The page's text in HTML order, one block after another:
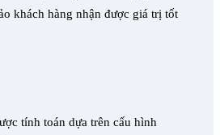
khách hàng nhận được giá trị tốt
tính toán dựa trên cấu hình